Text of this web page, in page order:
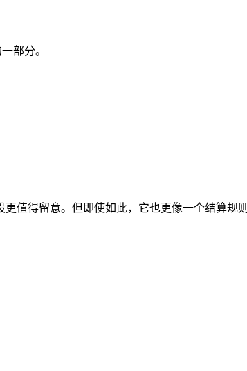
部分。
更值得留意。但即使如此，它也更像一个结算规